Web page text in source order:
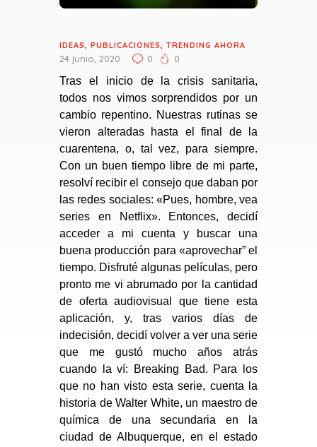
IDEAS PUBLICACIONES TRENDING AHORA
24 junio, 2020 0 0
Tras el inicio de la crisis sanitaria,
todos nos vimos sorprendidos por un
cambio repentino. Nuestras rutinas se
vieron alteradas hasta el final de la
cuarentena, o, tal vez, para siempre.
Con un buen tiempo libre de mi parte,
resolví recibir el consejo que daban por
las redes sociales: «Pues, hombre, vea
series en Netflix». Entonces, decidí
acceder a mi cuenta y buscar una
buena producción para «aprovechar” el
tiempo. Disfruté algunas películas, pero
pronto me vi abrumado por la cantidad
de oferta audiovisual que tiene esta
aplicación, y, tras varios días de
indecisión, decidí volver a ver una serie
que me gustó mucho años atrás
cuando la ví: Breaking Bad. Para los
que no han visto esta serie, cuenta la
historia de Walter White, un maestro de
química de una secundaria en la
ciudad de Albuquerque, en el estado